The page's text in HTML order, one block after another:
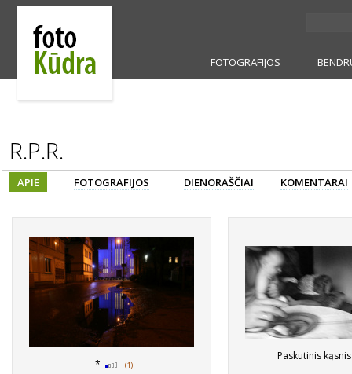
FOTOGRAFIJOS
R.P.R.
APIE FOTOGRAFIJOS DIENORAŠČIAI KOMENTARAI
* (1)
Paskutinis